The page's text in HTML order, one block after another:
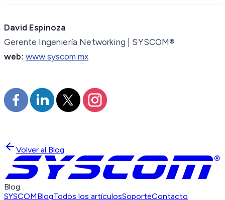
David Espinoza
Gerente Ingeniería Networking | SYSCOM®
web: www.syscom.mx
Volver al Blog
Blog
SYSCOMBlogTodos los artículosSoporteContacto